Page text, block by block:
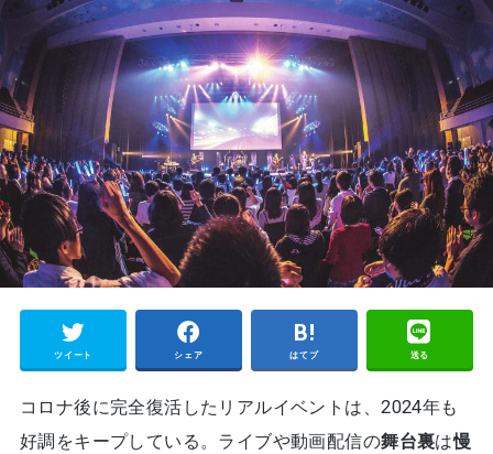
ツイート シェア はてブ 送る
コロナ後に完全復活したリアルイベントは、2024年も
好調をキープしている。ライブや動画配信の舞台裏は慢